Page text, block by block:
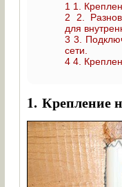
1 1.
2 2.
для
3 3.
сети.
4 4.
1.Крепление